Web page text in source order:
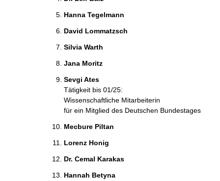
Hanna Tegelmann
David Lommatzsch
Silvia Warth
Jana Moritz
Sevgi Ates
Tätigkeit bis 01/25:
Wissenschaftliche Mitarbeiterin
für ein Mitglied des Deutschen Bundestages
Mecbure Piltan
Lorenz Honig
Dr. Cemal Karakas
Hannah Betyna